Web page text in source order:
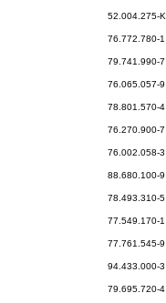
52.004.275-K
76.772.780-1
79.741.990-7
76.065.057-9
78.801.570-4
76.270.900-7
76.002.058-3
88.680.100-9
78.493.310-5
77.549.170-1
77.761.545-9
94.433.000-3
79.695.720-4